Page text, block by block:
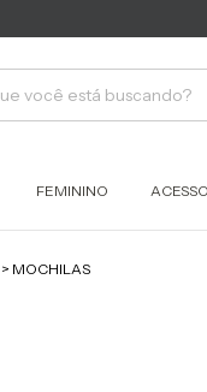
FEMININO
> MOCHILAS